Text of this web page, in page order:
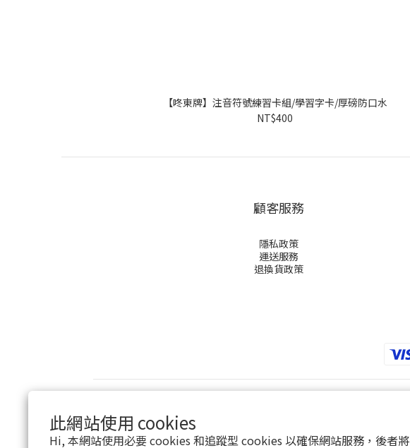
此網站使用 cookies
Hi, 本網站使用必要 cookies 和追蹤型 cookies 以確保網站服務，後者將
【咚東牌】注音符號練習卡組/學習字卡/厚磅防口水
NT$400
顧客服務
隱私政策
運送服務
退換貨政策